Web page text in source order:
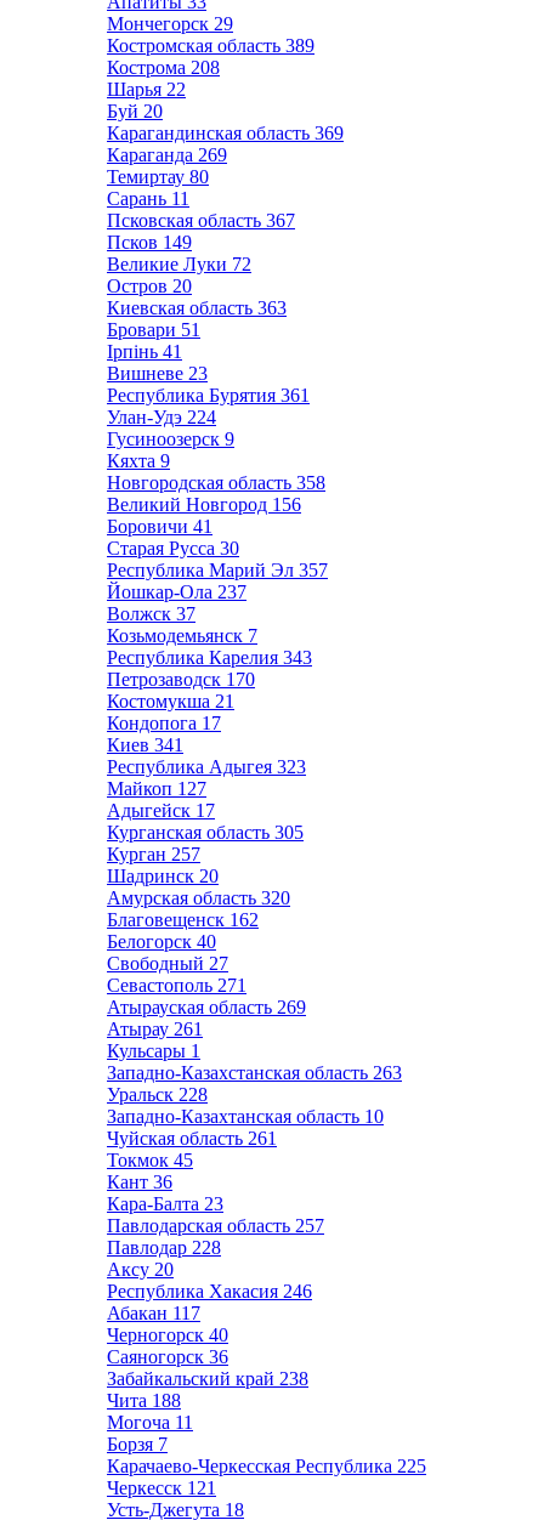
Мончегорск 29
Костромская область 389
Кострома 208
Шарья 22
Буй 20
Карагандинская область 369
Караганда 269
Темиртау 80
Сарань 11
Псковская область 367
Псков 149
Великие Луки 72
Остров 20
Киевская область 363
Бровари 51
Ірпінь 41
Вишневе 23
Республика Бурятия 361
Улан-Удэ 224
Гусиноозерск 9
Кяхта 9
Новгородская область 358
Великий Новгород 156
Боровичи 41
Старая Русса 30
Республика Марий Эл 357
Йошкар-Ола 237
Волжск 37
Козьмодемьянск 7
Республика Карелия 343
Петрозаводск 170
Костомукша 21
Кондопога 17
Киев 341
Республика Адыгея 323
Майкоп 127
Адыгейск 17
Курганская область 305
Курган 257
Шадринск 20
Амурская область 320
Благовещенск 162
Белогорск 40
Свободный 27
Севастополь 271
Атырауская область 269
Атырау 261
Кульсары 1
Западно-Казахстанская область 263
Уральск 228
Западно-Казахтанская область 10
Чуйская область 261
Токмок 45
Кант 36
Кара-Балта 23
Павлодарская область 257
Павлодар 228
Аксу 20
Республика Хакасия 246
Абакан 117
Черногорск 40
Саяногорск 36
Забайкальский край 238
Чита 188
Могоча 11
Борзя 7
Карачаево-Черкесская Республика 225
Черкесск 121
Усть-Джегута 18